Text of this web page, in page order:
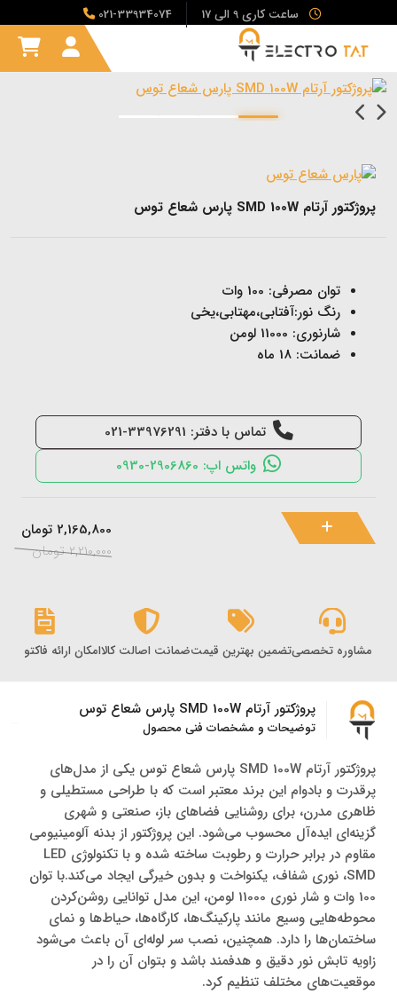
ساعت کاری 9 الی 17 021-33934074
پروژکتور آرتام SMD 100W پارس شعاع توس
توان مصرفی: 100 وات
رنگ نور:آفتابی،مهتابی،یخی
شارنوری: 11000 لومن
ضمانت: 18 ماه
تماس با دفتر: 33976291-021
واتس اپ: 2906860-0930
2,165,800 تومان
2,210,000 تومان
مشاوره تخصصیتضمین بهترین قیمتضمانت اصالت کالاامکان ارائه فاکتور
پروژکتور آرتام SMD 100W پارس شعاع توس
توضیحات و مشخصات فنی محصول
پروژکتور آرتام SMD 100W پارس شعاع توس یکی از مدل‌های
پرقدرت و بادوام این برند معتبر است که با طراحی مستطیلی و
ظاهری مدرن، برای روشنایی فضاهای باز، صنعتی و شهری
گزینه‌ای ایده‌آل محسوب می‌شود. این پروژکتور از بدنه آلومینیومی
مقاوم در برابر حرارت و رطوبت ساخته شده و با تکنولوژی LED
SMD، نوری شفاف، یکنواخت و بدون خیرگی ایجاد می‌کند.با توان
100 وات و شار نوری 11000 لومن، این مدل توانایی روشن‌کردن
محوطه‌هایی وسیع مانند پارکینگ‌ها، کارگاه‌ها، حیاط‌ها و نمای
ساختمان‌ها را دارد. همچنین، نصب سر لوله‌ای آن باعث می‌شود
زاویه تابش نور دقیق و هدفمند باشد و بتوان آن را در
موقعیت‌های مختلف تنظیم کرد.